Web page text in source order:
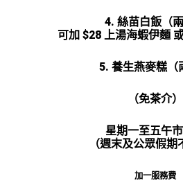
4. 絲苗白飯（兩
可加 $28 上湯海蝦伊麵
5. 養生燕麥糕（
（免茶介）
星期一至五午
（週末及公眾假期
加一服務費